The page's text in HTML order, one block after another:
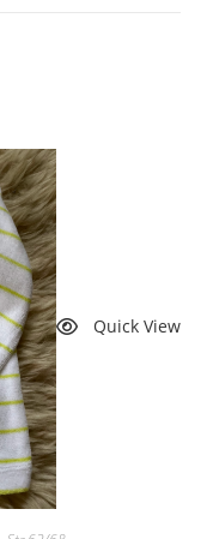
Quick View